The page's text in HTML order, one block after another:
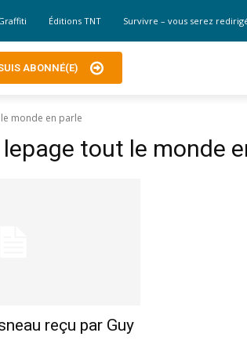
Éditions TNT Survivre – vous serez
ABONNÉ(E)
monde en parle
lepage tout le monde
reçu par Guy